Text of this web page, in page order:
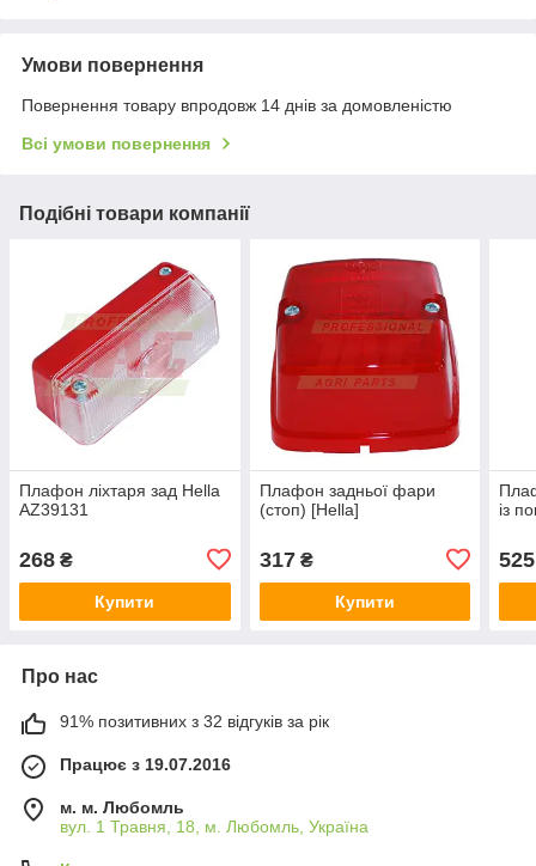
Умови повернення
Повернення товару впродовж 14 днів за домовленістю
Всі умови повернення
Подібні товари компанії
Плафон ліхтаря зад Hella
AZ39131
268 ₴
Купити
Плафон задньої фари
(стоп) [Hella]
317₴
Купити
із
525
Про нас
91% позитивних з 32 відгуків за рік
Працює з 19.07.2016
м. м. Любомль
вул. 1 Травня, 18, м. Любомль, Україна